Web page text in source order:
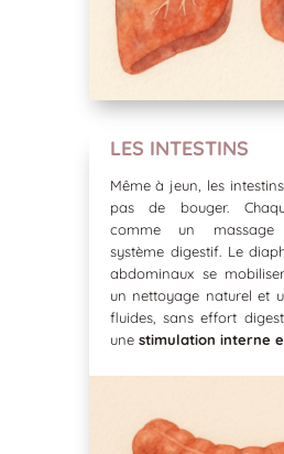
LES INTESTINS
Même à jeun, les
pas de bouger.
comme un
système digestif. Le
abdominaux se
un nettoyage naturel et
fluides, sans effort
une stimulation interne